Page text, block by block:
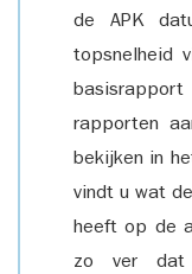
de APK
topsnelheid
rapporten
bekijken in
vindt u wat
heeft op de
zo ver dat